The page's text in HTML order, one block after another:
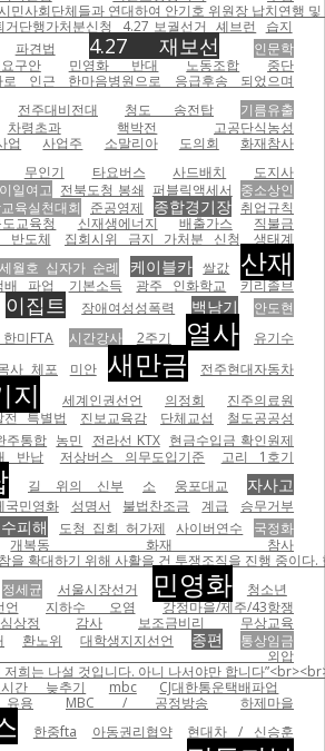
민사회단체들과 연대하여 안기호 위원장 납치연행
거단행가처분신청 4.27 보궐선거 셰브런
습지
파견법 4.27 재보선
인문학
구안
민영화 반대 노동조합
중단
인근 한마음병원으로 응급후송 되었으며
전주대비전대 청도 송전탑
기름유출
차령초과 핵박전
고공단식농성
업
사업주 소말리아 도의회 화재참사
무인기 타요버스 사드배치
도지사
이일여고 전북도청 봉쇄 퍼블릭액세서 중소상인
육실천대회 준공영제 종합경기장 취업규칙
교육청 신재생에너지 배출가스
직불금
반도체 집회시위 금지 가처분 신청
생태계
세월호 십자가 순례 케이블카 쌀값 산재
배 파업 기본소득 광주 인화학교
키리졸브
이집트 장애여성성폭력 백남기
안도현
미FTA 시간강사 2주기 열사
유기수
사 체포 미안 새만금
전주현대자동차
지 세계인권선언 의정회
진주의료원
전 특별법 진보교육감 단체교섭 철도공공성
주통합 농민 전라선 KTX 현금수입금 확인원제
반납 저상버스 의무도입기준 고리 1호기
길 위의 신부 소 웅포대교
자사고
국민영화 성명서 불법찬조금 계급
승무거부
피해 도청 집회 허가제 사이버연수
국정화
개복동 화재 참사
을 확대하기 위해 사활을 건 투쟁조직을 진행 중이다.
정세균 서울시장선거 민영화
청소년
언 지하수 오염
강정마을/제주/43항쟁
심상정 감사 보조금비리
무상교육
환노위 대학생지지선언 종편
통상임금
외압
저희는 나설 것입니다. 아니 나서야만 합니다
시간 늦추기 mbc
CJ대한통운택배파업
용
MBC / 공정방송 하제마을
한중fta 아동권리협약
현대차 / 신승훈